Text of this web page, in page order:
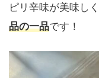
ピリ辛味が美味しく
品の一品です！